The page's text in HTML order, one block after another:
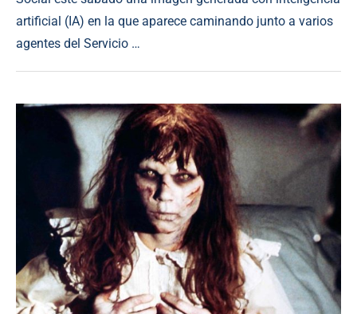
artificial (IA) en la que aparece caminando junto a varios
agentes del Servicio …